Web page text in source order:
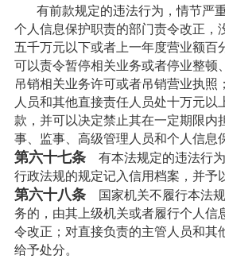
有前款规定的违法行为，情节严
个人信息保护职责的部门责令改正，
五千万元以下或者上一年度营业额百
可以责令暂停相关业务或者停业整顿
吊销相关业务许可或者吊销营业执照
人员和其他直接责任人员处十万元以
款，并可以决定禁止其在一定期限内
事、监事、高级管理人员和个人信息
第六十七条有本法规定的违法行为
行政法规的规定记入信用档案，并予
第六十八条国家机关不履行本法规
务的，由其上级机关或者履行个人信
令改正；对直接负责的主管人员和其
给予处分。